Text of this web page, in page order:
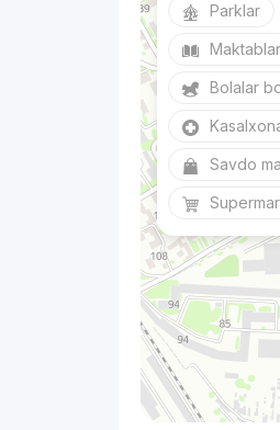
Parklar
Maktablar
Bolalar
Savdo